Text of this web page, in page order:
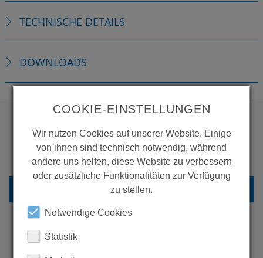
TECHNISCHE DETAILS
DOWNLOADS
WOLLEN SIE MEHR
PRODUKTE SEHEN?
ZURÜCK ZUR ÜBERSICHT
COOKIE-EINSTELLUNGEN
Wir nutzen Cookies auf unserer Website. Einige
von ihnen sind technisch notwendig, während
andere uns helfen, diese Website zu verbessern
oder zusätzliche Funktionalitäten zur Verfügung
zu stellen.
Notwendige Cookies
Statistik